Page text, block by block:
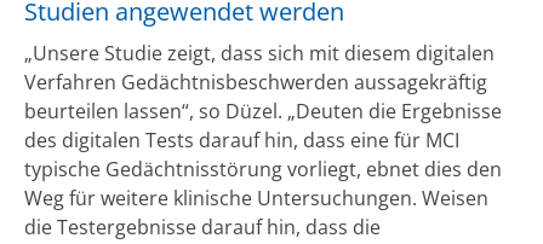
Studien angewendet werden
„Unsere Studie zeigt, dass sich mit diesem digitalen
Verfahren Gedächtnisbeschwerden aussagekräftig
beurteilen lassen“, so Düzel. „Deuten die Ergebnisse
des digitalen Tests darauf hin, dass eine für MCI
typische Gedächtnisstörung vorliegt, ebnet dies den
Weg für weitere klinische Untersuchungen. Weisen
die Testergebnisse darauf hin, dass die